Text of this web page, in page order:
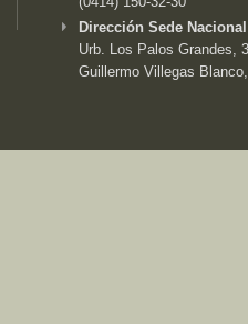
Dirección Sede
Urb. Los Palos Grandes,
Guillermo Villegas